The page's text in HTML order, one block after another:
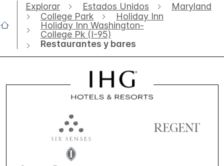
Explorar Estados Unidos
Maryland
College Park
Holiday Inn
Holiday Inn Washington-
College Pk (I-95)
Restaurantes y bares